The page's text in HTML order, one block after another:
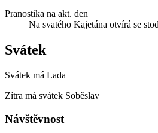
Pranostika na akt. den
Na svatého Kajetána otvírá se
Svátek
Svátek má Lada
Zítra má svátek Soběslav
Návštěvnost